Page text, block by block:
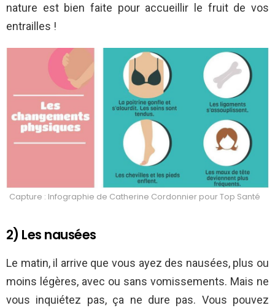
nature est bien faite pour accueillir le fruit de vos
entrailles !
Capture : Infographie de Catherine Cordonnier pour Top Santé
2) Les nausées
Le matin, il arrive que vous ayez des nausées, plus ou
moins légères, avec ou sans vomissements. Mais ne
vous inquiétez pas, ça ne dure pas. Vous pouvez